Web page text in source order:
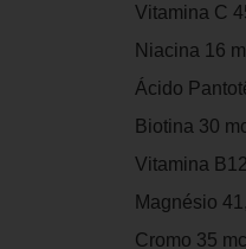
Vitamina C
Niacina 16
Ácido
Biotina 30
Vitamina
Magnésio
Cromo 35